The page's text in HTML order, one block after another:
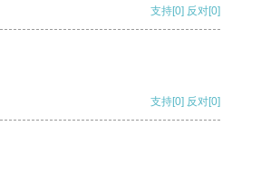
支持[0] 反对[0]
支持[0] 反对[0]